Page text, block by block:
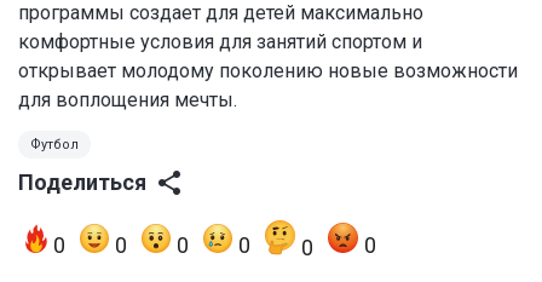
программы создает для детей максимально
комфортные условия для занятий спортом и
открывает молодому поколению новые возможности
для воплощения мечты.
Футбол
Поделиться
0 0 0 0 0 0